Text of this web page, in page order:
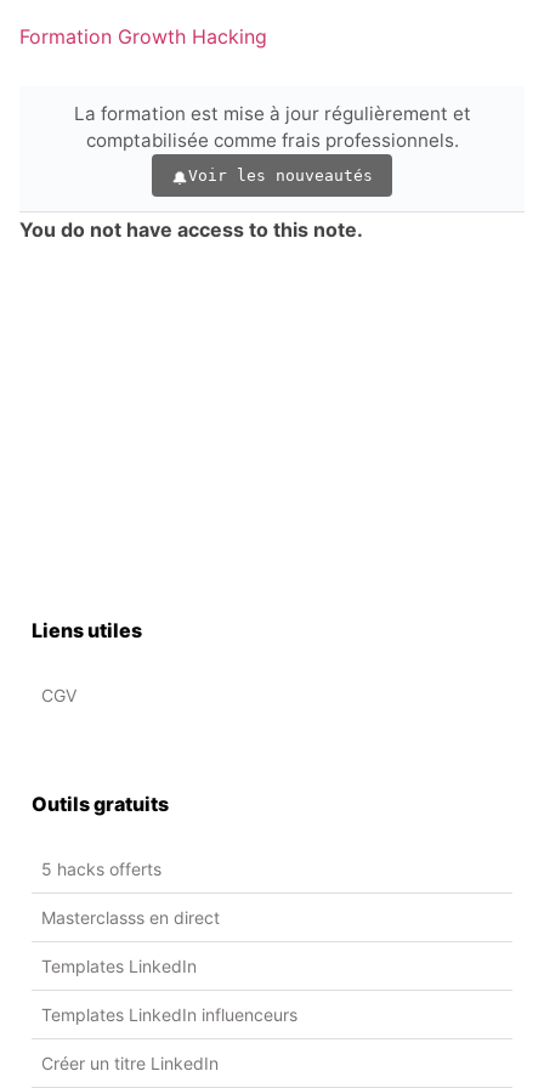
Formation Growth Hacking
La formation est mise à jour régulièrement et
comptabilisée comme frais professionnels.
Voir les nouveautés
You do not have access to this note.
Liens utiles
CGV
Outils gratuits
5 hacks offerts
Masterclasss en direct
Templates LinkedIn
Templates LinkedIn influenceurs
Créer un titre LinkedIn